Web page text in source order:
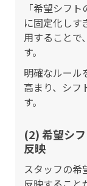
「希望シフ
に固定化しす
用することで
す。
明確なルール
高まり、シフ
す。
(2) 希望シ
反映
スタッフの希